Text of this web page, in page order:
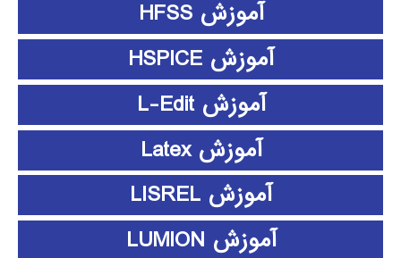
آموزش HFSS
آموزش HSPICE
آموزش L-Edit
آموزش Latex
آموزش LISREL
آموزش LUMION